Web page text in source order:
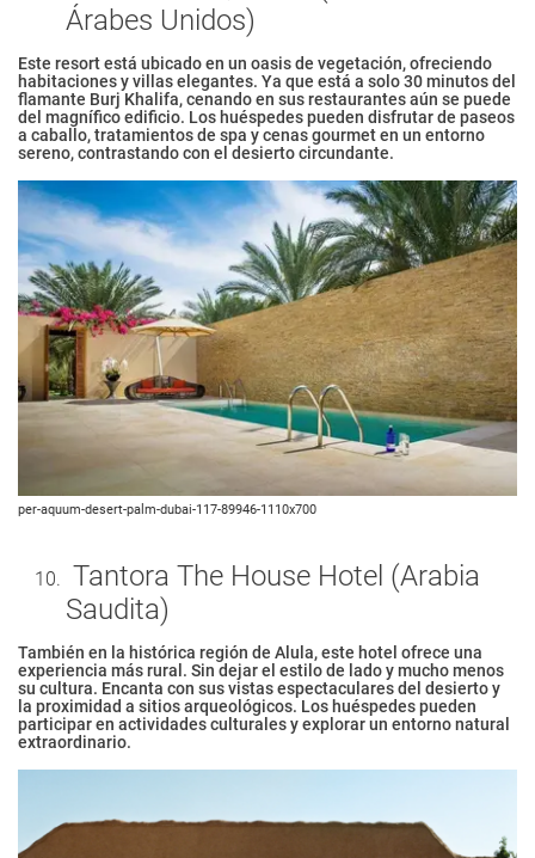
Árabes Unidos)
Este resort está ubicado en un oasis de vegetación, ofreciendo
habitaciones y villas elegantes. Ya que está a solo 30 minutos del
flamante Burj Khalifa, cenando en sus restaurantes aún se puede
del magnífico edificio. Los huéspedes pueden disfrutar de paseos
a caballo, tratamientos de spa y cenas gourmet en un entorno
sereno, contrastando con el desierto circundante.
per-aquum-desert-palm-dubai-117-89946-1110x700
Tantora The House Hotel (Arabia
Saudita)
También en la histórica región de Alula, este hotel ofrece una
experiencia más rural. Sin dejar el estilo de lado y mucho menos
su cultura. Encanta con sus vistas espectaculares del desierto y
la proximidad a sitios arqueológicos. Los huéspedes pueden
participar en actividades culturales y explorar un entorno natural
extraordinario.